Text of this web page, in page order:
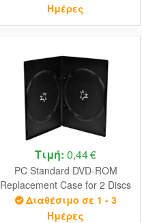
Ημέρες
Τιμή: 0,44 €
PC Standard DVD-ROM
Replacement Case for 2 Discs
Διαθέσιμο σε 1 - 3
Ημέρες